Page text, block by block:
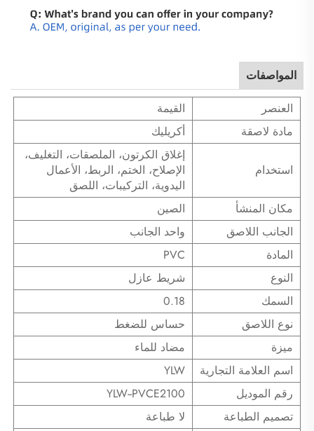
المواصفات
العنصر
القيمة
مادة لاصقة
أكريليك
استخدام
إغلاق الكرتون، الملصقات، التغليف،
الإصلاح، الختم، الربط، الأعمال
اليدوية، التركيبات، اللصق
مكان المنشأ
الصين
الجانب اللاصق
واحد الجانب
المادة
PVC
النوع
شريط عازل
السمك
0.18
نوع اللاصق
حساس للضغط
ميزة
مضاد للماء
اسم العلامة التجارية
YLW
رقم الموديل
YLW--PVCE2100
تصميم الطباعة
لا طباعة